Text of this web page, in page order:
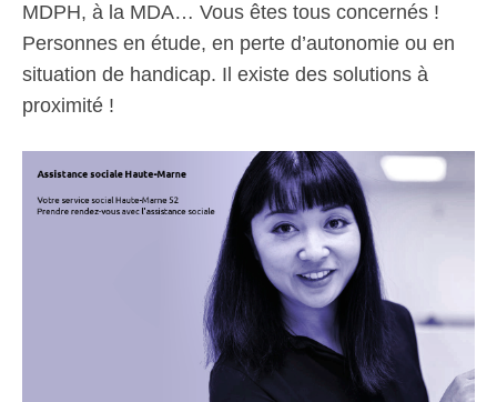
MDPH, à la MDA… Vous êtes tous concernés !
Personnes en étude, en perte d’autonomie ou en
situation de handicap. Il existe des solutions à
proximité !